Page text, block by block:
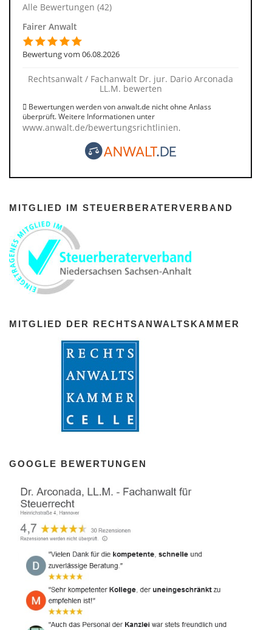
Alle Bewertungen (42)
Fairer Anwalt
Bewertung vom 06.08.2026
Rechtsanwalt / Fachanwalt Dr. jur. Dario Arconada
LL.M. bewerten
Bewertungen werden von anwalt.de nicht ohne Anlass
überprüft. Weitere Informationen unter
www.anwalt.de/bewertungsrichtlinien.
MITGLIED IM STEUERBERATERVERBAND
MITGLIED DER RECHTSANWALTSKAMMER
GOOGLE BEWERTUNGEN